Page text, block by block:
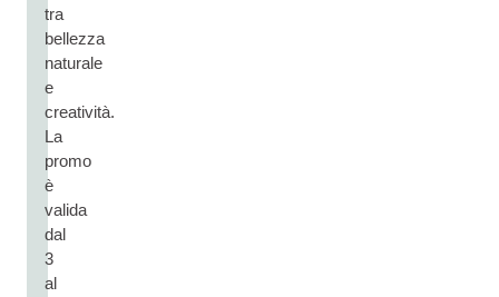
tra
bellezza
naturale
e
creatività.
La
promo
è
valida
dal
3
al